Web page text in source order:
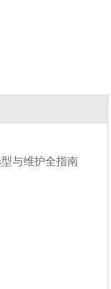
与维护全指南